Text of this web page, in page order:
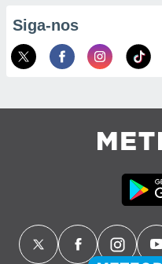
Siga-nos